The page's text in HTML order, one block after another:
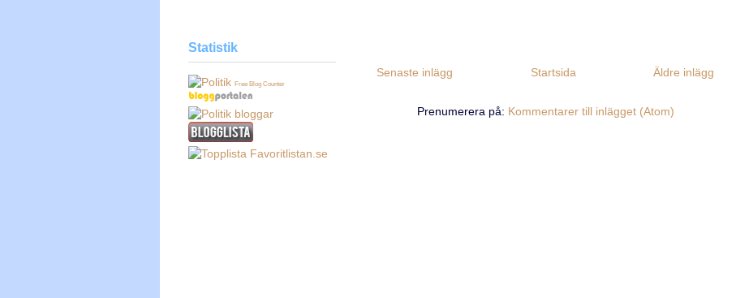
Senaste inlägg Äldre inlägg
Startsida
Prenumerera på: Kommentarer till inlägget (Atom)
Statistik
Free Blog Counter